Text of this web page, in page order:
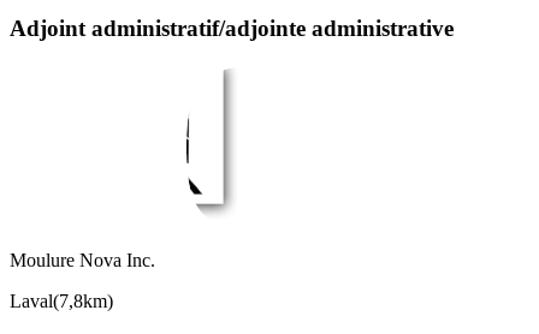
Adjoint administratif/adjointe administrative
Moulure Nova Inc.
Laval(7,8km)